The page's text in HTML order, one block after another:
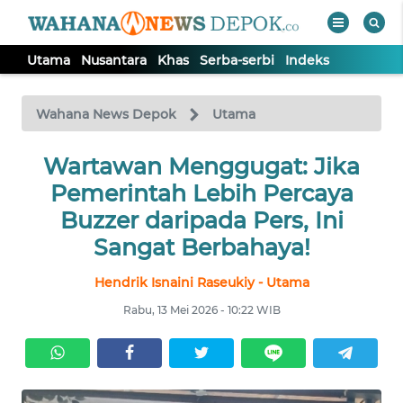
Utama Nusantara Khas Serba-serbi Indeks
Wahana News Depok Utama
Wartawan Menggugat: Jika
Pemerintah Lebih Percaya
Buzzer daripada Pers, Ini
Sangat Berbahaya!
Hendrik Isnaini Raseukiy - Utama
Rabu, 13 Mei 2026 - 10:22 WIB
TV
Tutup
UTAMA
NUSANTARA
SERBI